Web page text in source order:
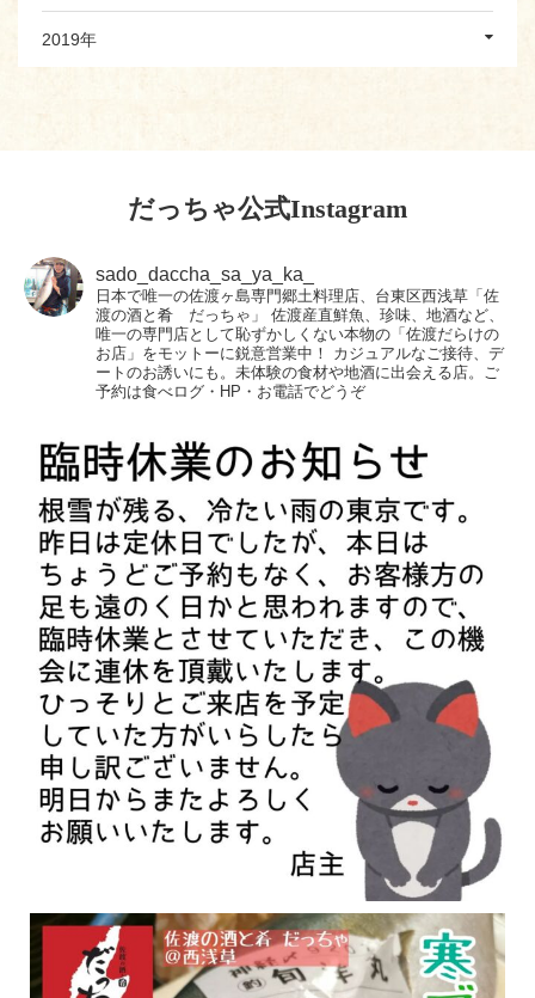
2019年
だっちゃ公式Instagram
sado_daccha_sa_ya_ka_
日本で唯一の佐渡ヶ島専門郷土料理店、台東区西浅草「佐
渡の酒と肴 だっちゃ」
佐渡産直鮮魚、珍味、地酒など、
唯一の専門店として恥ずかしくない本物の「佐渡だらけの
お店」をモットーに鋭意営業中！
カジュアルなご接待、デ
ートのお誘いにも。未体験の食材や地酒に出会える店。ご
予約は食べログ・HP・お電話でどうぞ